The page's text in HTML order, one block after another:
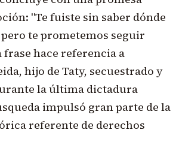
"Te fuiste sin saber dónde
te prometemos seguir
frase hace referencia a
hijo de Taty, secuestrado y
la última dictadura
impulsó gran parte de la
referente de derechos